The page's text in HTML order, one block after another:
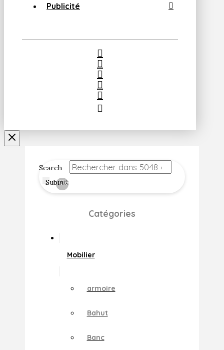
Publicité
Search
Submit
Clear
Catégories
Mobilier
armoire
Bahut
Banc